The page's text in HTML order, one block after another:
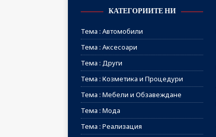
КАТЕГОРИИТЕ НИ
Тема : Автомобили
Тема : Аксесоари
Тема : Други
Тема : Козметика и Процедури
Тема : Мебели и Обзавеждане
Тема : Мода
Тема : Реализация